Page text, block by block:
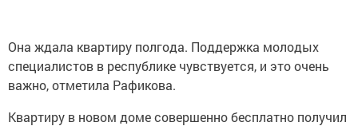
Она ждала квартиру полгода. Поддержка молодых
специалистов в республике чувствуется, и это очень
важно, отметила Рафикова.
Квартиру в новом доме совершенно бесплатно получил